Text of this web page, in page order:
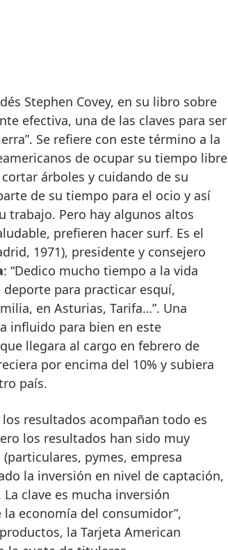
efectiva, una de las claves para ser
Se refiere con este término a la
de ocupar su tiempo libre
árboles y cuidando de su
de su tiempo para el ocio y así
trabajo. Pero hay algunos altos
prefieren hacer surf. Es el
1971), presidente y consejero
: “Dedico mucho tiempo a la vida
para practicar esquí,
en Asturias, Tarifa…”. Una
influido para bien en este
llegara al cargo en febrero de
por encima del 10% y subiera
país.
resultados acompañan todo es
los resultados han sido muy
pymes, empresa
la inversión en nivel de captación,
clave es mucha inversión
economía del consumidor”,
la Tarjeta American